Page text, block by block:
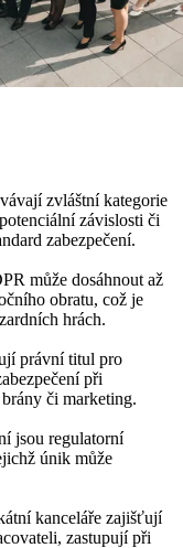
zvláštní kategorie
závislosti či
zabezpečení.
může dosáhnout až
obratu, což je
hrách.
právní titul pro
při
či marketing.
jsou regulatorní
únik může
kanceláře zajišťují
zastupují při